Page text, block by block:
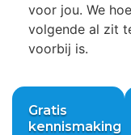
voor jou. We
volgende al zit
voorbij is.
Gratis
kennismaking